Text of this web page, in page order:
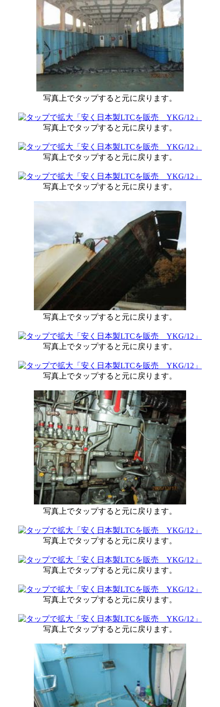
写真上でタップすると元に戻ります。
写真上でタップすると元に戻ります。
写真上でタップすると元に戻ります。
写真上でタップすると元に戻ります。
写真上でタップすると元に戻ります。
写真上でタップすると元に戻ります。
写真上でタップすると元に戻ります。
写真上でタップすると元に戻ります。
写真上でタップすると元に戻ります。
写真上でタップすると元に戻ります。
写真上でタップすると元に戻ります。
写真上でタップすると元に戻ります。